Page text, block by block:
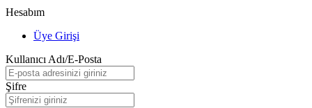
Hesabım
Üye Girişi
Kullanıcı Adı/E-Posta
Şifre